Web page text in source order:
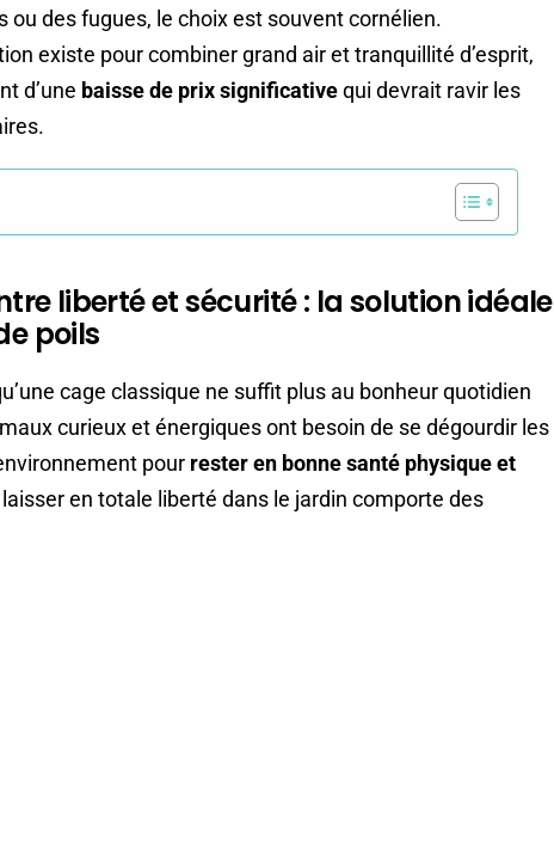
ou des fugues, le choix est souvent cornélien.
existe pour combiner grand air et tranquillité d’esprit,
d’une baisse de prix significativequi devrait ravir les
liberté et sécurité : la solution idéale
poils
cage classique ne suffit plus au bonheur quotidien
curieux et énergiques ont besoin de se dégourdir les
pour rester en bonne santé physique et
en totale liberté dans le jardin comporte des